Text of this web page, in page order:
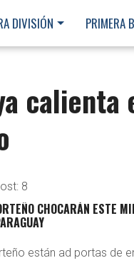
DIVISIÓN PRIMERA B
8
CHOCARÁN ESTE
están ad portas de